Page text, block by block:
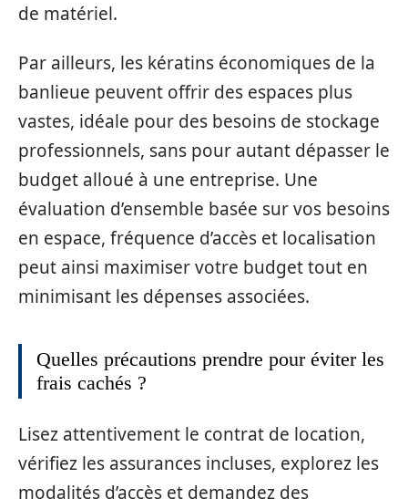
de matériel.
Par ailleurs, les kératins économiques de la
banlieue peuvent offrir des espaces plus
vastes, idéale pour des besoins de stockage
professionnels, sans pour autant dépasser le
budget alloué à une entreprise. Une
évaluation d’ensemble basée sur vos besoins
en espace, fréquence d’accès et localisation
peut ainsi maximiser votre budget tout en
minimisant les dépenses associées.
Quelles précautions prendre pour éviter les
frais cachés ?
Lisez attentivement le contrat de location,
vérifiez les assurances incluses, explorez les
modalités d’accès et demandez des